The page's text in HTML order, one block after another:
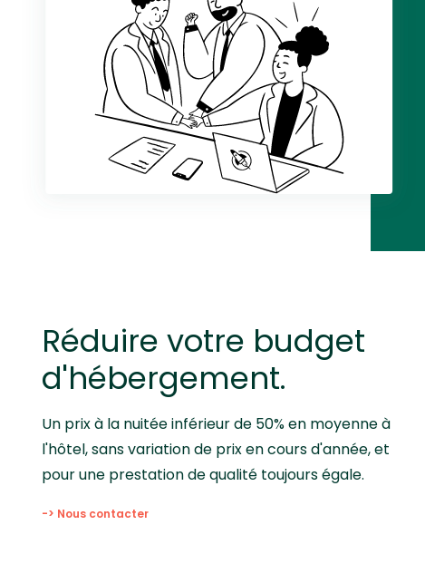
Réduire votre budget
d'hébergement.
Un prix à la nuitée inférieur de 50% en moyenne à
l'hôtel, sans variation de prix en cours d'année, et
pour une prestation de qualité toujours égale.
-> Nous contacter